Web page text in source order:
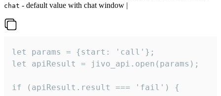
chat - default value with chat window |
let params = {start: 'call'};
let apiResult = jivo_api.open(params);
if (apiResult.result === 'fail') {